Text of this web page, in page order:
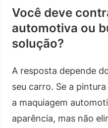
Você deve
automotiva ou
solução?
A resposta depende
seu carro. Se a
a maquiagem
aparência, mas não